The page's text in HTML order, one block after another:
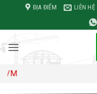
nội
dung
ĐỊA ĐIỂM LIÊN HỆ